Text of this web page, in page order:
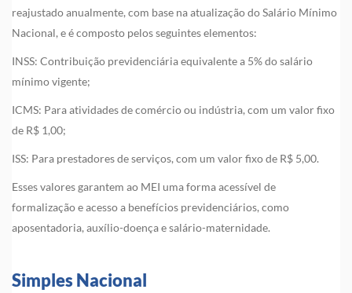
reajustado anualmente, com base na atualização do Salário Mínimo
Nacional, e é composto pelos seguintes elementos:
INSS: Contribuição previdenciária equivalente a 5% do salário
mínimo vigente;
ICMS: Para atividades de comércio ou indústria, com um valor fixo
de R$ 1,00;
ISS: Para prestadores de serviços, com um valor fixo de R$ 5,00.
Esses valores garantem ao MEI uma forma acessível de
formalização e acesso a benefícios previdenciários, como
aposentadoria, auxílio-doença e salário-maternidade.
Simples Nacional